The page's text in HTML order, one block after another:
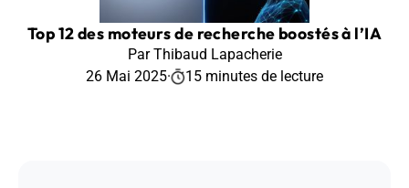
Top 12 des moteurs de recherche boostés à l’IA
Par Thibaud Lapacherie
26 Mai 2025· 15 minutes de lecture